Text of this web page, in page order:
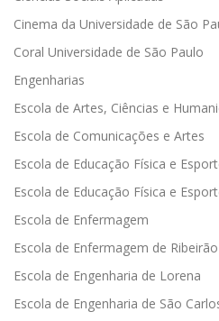
Cinema da Universidade de São
Coral Universidade de São Paulo
Engenharias
Escola de Artes, Ciências e
Escola de Comunicações e Artes
Escola de Educação Física e
Escola de Educação Física e
Escola de Enfermagem
Escola de Enfermagem de
Escola de Engenharia de Lorena
Escola de Engenharia de São